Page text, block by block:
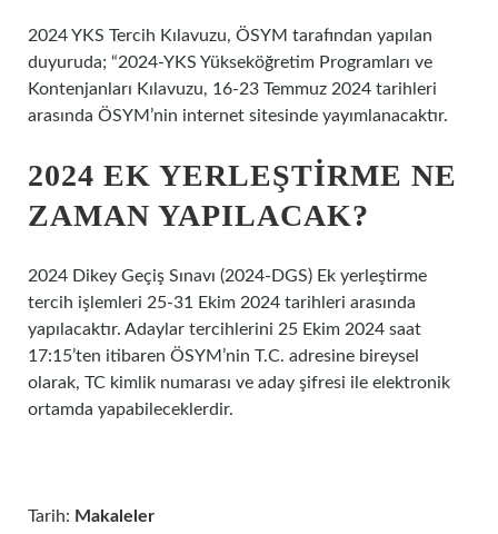
2024 YKS Tercih Kılavuzu, ÖSYM tarafından yapılan
duyuruda; “2024-YKS Yükseköğretim Programları ve
Kontenjanları Kılavuzu, 16-23 Temmuz 2024 tarihleri ​​
arasında ÖSYM’nin internet sitesinde yayımlanacaktır.
2024 EK YERLEŞTIRME NE
ZAMAN YAPILACAK?
2024 Dikey Geçiş Sınavı (2024-DGS) Ek yerleştirme
tercih işlemleri 25-31 Ekim 2024 tarihleri ​​arasında
yapılacaktır. Adaylar tercihlerini 25 Ekim 2024 saat
17:15’ten itibaren ÖSYM’nin T.C. adresine bireysel
olarak, TC kimlik numarası ve aday şifresi ile elektronik
ortamda yapabileceklerdir.
Tarih: Makaleler